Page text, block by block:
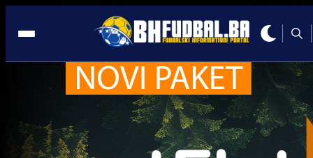
Bh. igrači